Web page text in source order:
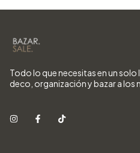
Todo lo que necesitas en un
deco, organización y bazar a los